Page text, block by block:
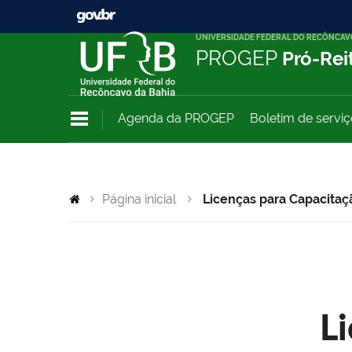
UNIVERSIDADE FEDERAL DO
PROGEP Pró-
Agenda da PROGEP Boletim de
Página inicial Licenças para